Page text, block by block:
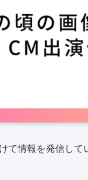
て情報を発信して